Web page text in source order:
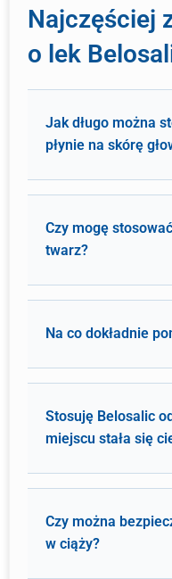
Najczęściej
o lek
Jak długo można
płynie na skórę
Czy mogę
twarz?
Na co dokładnie
Stosuję Belosalic
miejscu stała się
Czy można
w ciąży?